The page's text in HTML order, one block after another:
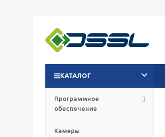
КАТАЛОГ
Программное
обеспечение
Камеры